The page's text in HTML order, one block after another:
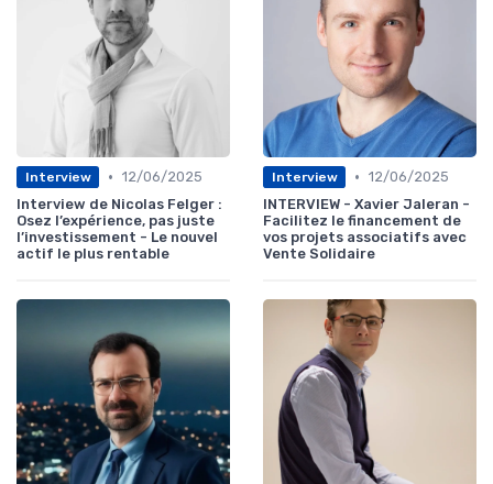
Interview • 12/06/2025
Interview de Nicolas Felger :
Osez l’expérience, pas juste
l’investissement - Le nouvel
actif le plus rentable
Interview • 12/06/2025
INTERVIEW - Xavier Jaleran -
Facilitez le financement de
vos projets associatifs avec
Vente Solidaire